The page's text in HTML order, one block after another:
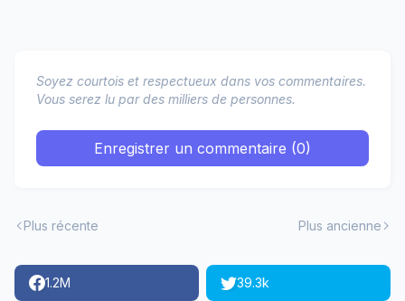
Soyez courtois et respectueux dans vos commentaires.
Vous serez lu par des milliers de personnes.
Enregistrer un commentaire (0)
Plus récente Plus ancienne
1.2M 39.3k